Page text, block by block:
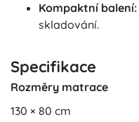
Kompaktní balení:
skladování.
Specifikace
Rozměry matrace
130 × 80 cm